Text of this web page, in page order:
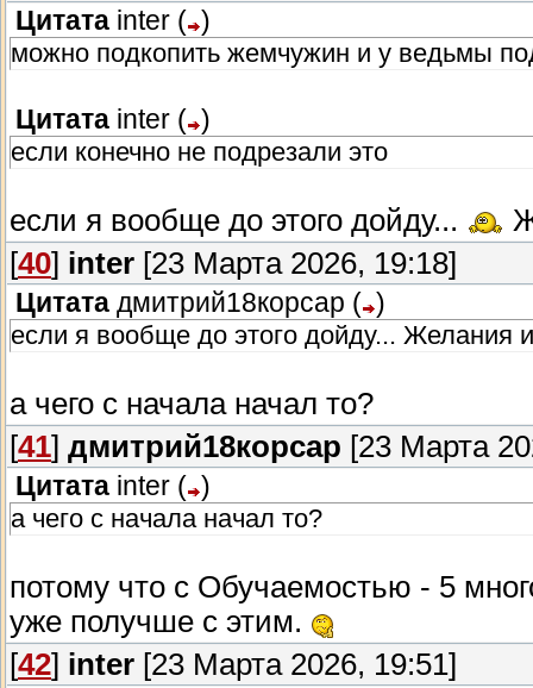
Цитата inter ( )
можно подкопить жемчужин и у ведьмы
Цитата inter ( )
если конечно не подрезали это
если я вообще до этого дойду...
[40] inter [23 Марта 2026, 19:18]
Цитата дмитрий18корсар ( )
если я вообще до этого дойду... Желания
а чего с начала начал то?
[41] дмитрий18корсар [23 Марта
Цитата inter ( )
а чего с начала начал то?
потому что с Обучаемостью - 5
уже получше с этим.
[42] inter [23 Марта 2026, 19:51]